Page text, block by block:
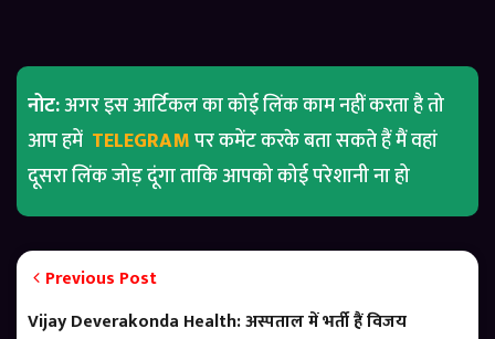
नोट:अगर इस आर्टिकल का कोई लिंक काम नहीं करता है तो
आप हमें TELEGRAMपर कमेंट करके बता सकते हैं मैं वहां
दूसरा लिंक जोड़ दूंगा ताकि आपको कोई परेशानी ना हो
Previous Post
Vijay Deverakonda Health: अस्पताल में भर्ती हैं विजय